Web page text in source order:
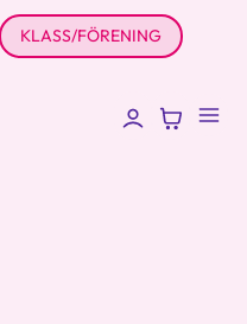
KLASS/FÖRENING